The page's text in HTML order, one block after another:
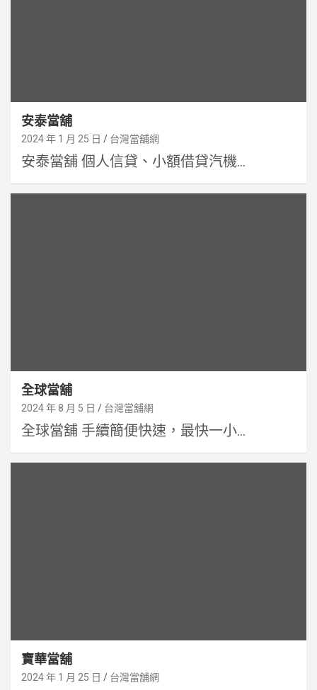
安泰當舖
2024 年 1 月 25 日 台灣當舖網
安泰當舖 個人信貸、小額借貸汽機...
全球當舖
2024 年 8 月 5 日 台灣當舖網
全球當舖 手續簡便快速，最快一小...
寶華當舖
2024 年 1 月 25 日 台灣當舖網